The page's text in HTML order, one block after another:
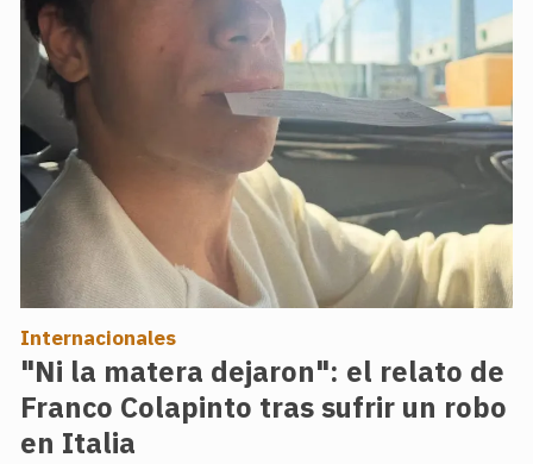
"Ni la matera dejaron": el relato de
Franco Colapinto tras sufrir un robo
en Italia
Internacionales